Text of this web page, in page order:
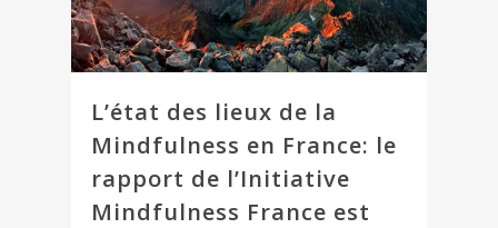
L’état des lieux de la
Mindfulness en France: le
rapport de l’Initiative
Mindfulness France est